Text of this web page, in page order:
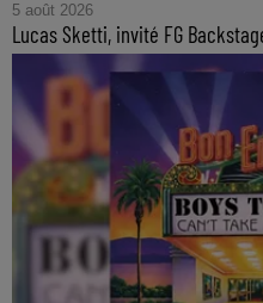
5 août 2026
Lucas Sketti, invité FG